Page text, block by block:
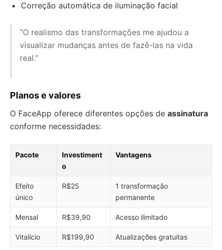
Correção automática de iluminação facial
“O realismo das transformações me ajudou a
visualizar mudanças antes de fazê-las na vida
real.”
Planos e valores
O FaceApp oferece diferentes opções de assinatura
conforme necessidades:
Pacote
Investiment
o
Vantagens
Efeito
único
R$25
1 transformação
permanente
Mensal R$39,90 Acesso ilimitado
Vitalício R$199,90 Atualizações gratuitas